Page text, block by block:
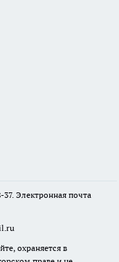
37. Электронная почта
охраняется в